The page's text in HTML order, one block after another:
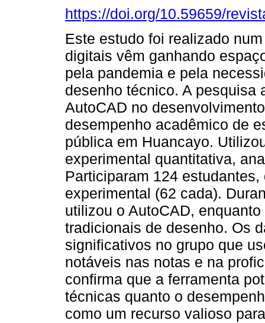
https://doi.org/10.59659/
Este estudo foi realizado
digitais vêm ganhando
pela pandemia e pela
desenho técnico. A pesquisa
AutoCAD no
desempenho acadêmico de
pública em Huancayo.
experimental quantitativa,
Participaram 124
experimental (62 cada).
utilizou o AutoCAD,
tradicionais de desenho. Os
significativos no grupo que
notáveis nas notas e na
confirma que a ferramenta
técnicas quanto o
como um recurso valioso